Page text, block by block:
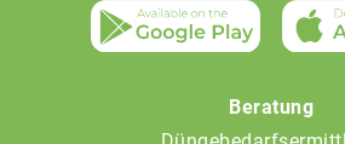
Beratung